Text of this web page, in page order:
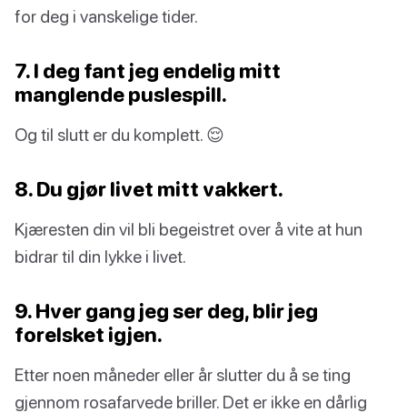
for deg i vanskelige tider.
7. I deg fant jeg endelig mitt
manglende puslespill.
Og til slutt er du komplett. 😌
8. Du gjør livet mitt vakkert.
Kjæresten din vil bli begeistret over å vite at hun
bidrar til din lykke i livet.
9. Hver gang jeg ser deg, blir jeg
forelsket igjen.
Etter noen måneder eller år slutter du å se ting
gjennom rosafarvede briller. Det er ikke en dårlig